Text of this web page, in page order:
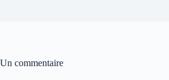
Un commentaire